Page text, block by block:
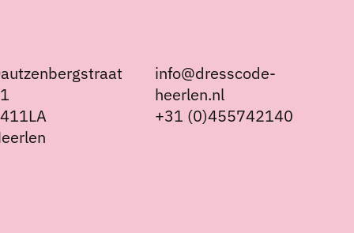
info@dresscode-
heerlen.nl
+31 (0)455742140